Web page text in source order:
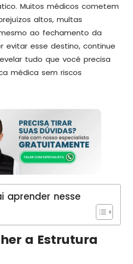
Muitos médicos cometem
altos, multas
ao fechamento da
evitar esse destino, continue
tudo que você precisa
médica sem riscos
aprender nesse
a Estrutura